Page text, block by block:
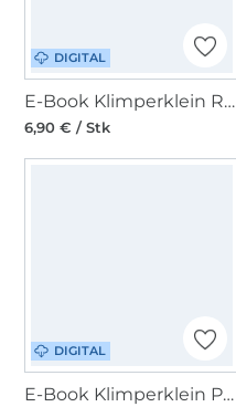
DIGITAL
E-Book Klimperklein Raglanshirt
6,90 € / Stk
DIGITAL
E-Book Klimperklein Puschen